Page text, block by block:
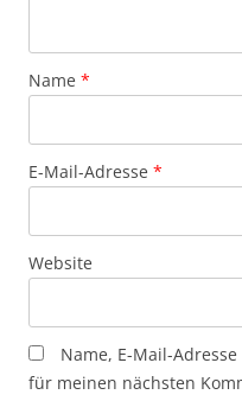
Name *
E-Mail-Adresse *
Website
Name, E-Mail-
für meinen nächsten